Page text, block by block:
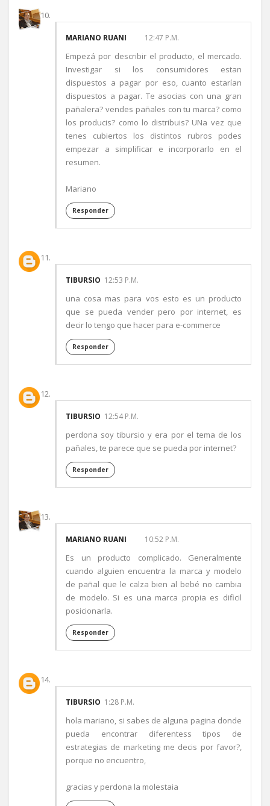
MARIANO RUANI 12:47 P.M.
Empezá por describir el producto, el mercado.
Investigar si los consumidores estan
dispuestos a pagar por eso, cuanto estarían
dispuestos a pagar. Te asocias con una gran
pañalera? vendes pañales con tu marca? como
los producis? como lo distribuis? UNa vez que
tenes cubiertos los distintos rubros podes
empezar a simplificar e incorporarlo en el
resumen.
Mariano
Responder
TIBURSIO 12:53 P.M.
una cosa mas para vos esto es un producto
que se pueda vender pero por internet, es
decir lo tengo que hacer para e-commerce
Responder
TIBURSIO 12:54 P.M.
perdona soy tibursio y era por el tema de los
pañales, te parece que se pueda por internet?
Responder
MARIANO RUANI 10:52 P.M.
Es un producto complicado. Generalmente
cuando alguien encuentra la marca y modelo
de pañal que le calza bien al bebé no cambia
de modelo. Si es una marca propia es dificil
posicionarla.
Responder
TIBURSIO 1:28 P.M.
hola mariano, si sabes de alguna pagina donde
pueda encontrar diferentess tipos de
estrategias de marketing me decis por favor?,
porque no encuentro,
gracias y perdona la molestaia